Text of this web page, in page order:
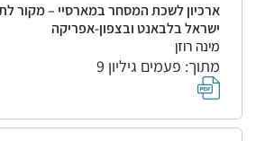
ארכיון לשכת המסחר במארסיי – מקור
ישראל בלבאנט ובצפון-אפריקה
מינה רוזן
מתוך: פעמים גיליון 9